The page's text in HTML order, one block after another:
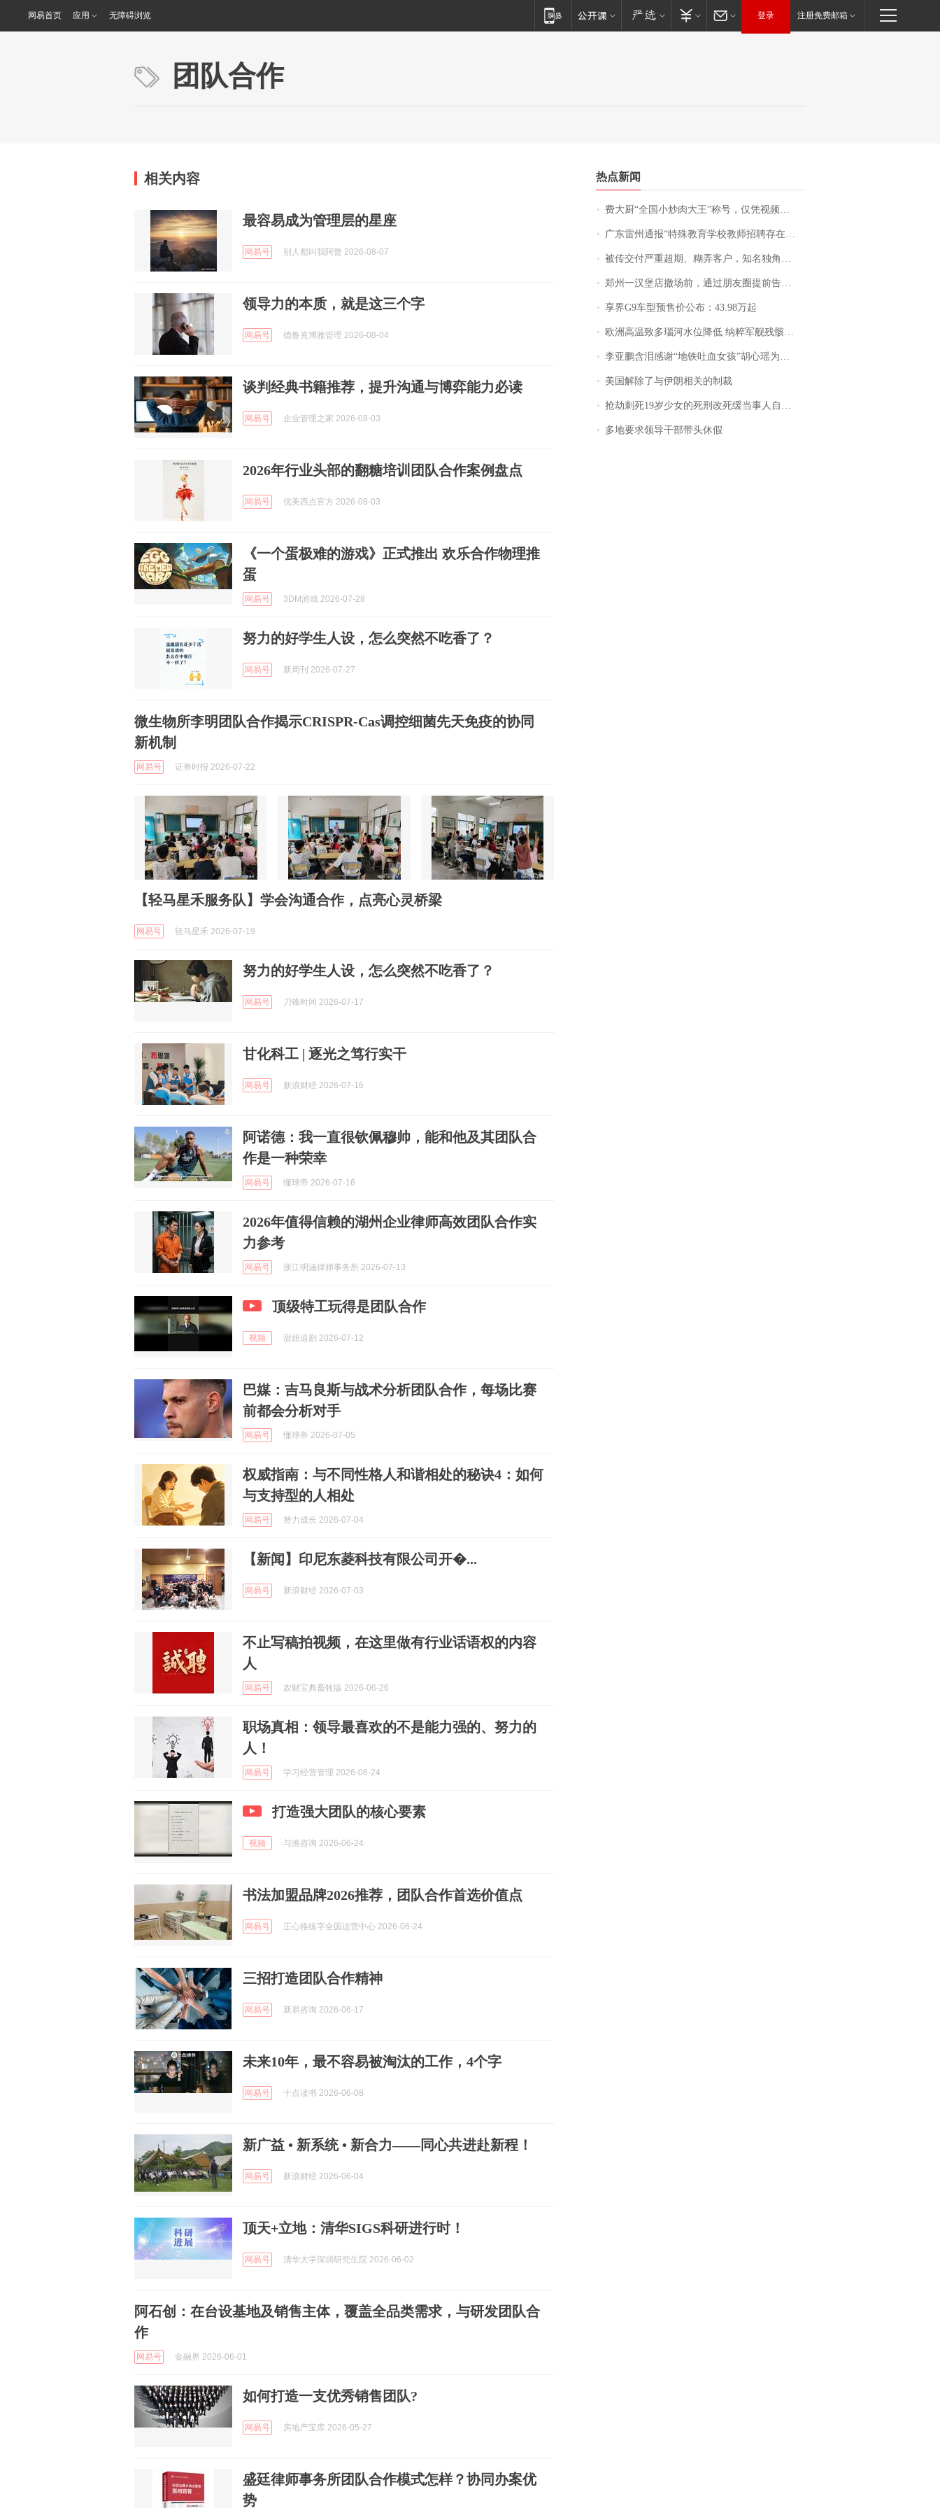
网易首页 应用 无障碍浏览 登录 注册免费邮箱
团队合作
相关内容
最容易成为管理层的星座
网易号 别人都叫我阿螫 2026-08-07
领导力的本质，就是这三个字
网易号 德鲁克博雅管理 2026-08-04
谈判经典书籍推荐，提升沟通与博弈能力必读
网易号 企业管理之家 2026-08-03
2026年行业头部的翻糖培训团队合作案例盘点
网易号 优美西点官方 2026-08-03
《一个蛋极难的游戏》正式推出 欢乐合作物理推
蛋
网易号 3DM游戏 2026-07-28
努力的好学生人设，怎么突然不吃香了？
网易号 新周刊 2026-07-27
微生物所李明团队合作揭示CRISPR-Cas调控细菌先天免疫的协同
新机制
网易号 证券时报 2026-07-22
【轻马星禾服务队】学会沟通合作，点亮心灵桥梁
网易号 轻马星禾 2026-07-19
努力的好学生人设，怎么突然不吃香了？
网易号 刀锋时间 2026-07-17
甘化科工 | 逐光之笃行实干
网易号 新浪财经 2026-07-16
阿诺德：我一直很钦佩穆帅，能和他及其团队合
作是一种荣幸
网易号 懂球帝 2026-07-16
2026年值得信赖的湖州企业律师高效团队合作实
力参考
网易号 浙江明涵律师事务所 2026-07-13
顶级特工玩得是团队合作
视频 甜妞追剧 2026-07-12
巴媒：吉马良斯与战术分析团队合作，每场比赛
前都会分析对手
网易号 懂球帝 2026-07-05
权威指南：与不同性格人和谐相处的秘诀4：如何
与支持型的人相处
网易号 努力成长 2026-07-04
【新闻】印尼东菱科技有限公司开�...
网易号 新浪财经 2026-07-03
不止写稿拍视频，在这里做有行业话语权的内容
人
网易号 农财宝典畜牧版 2026-06-26
职场真相：领导最喜欢的不是能力强的、努力的
人！
网易号 学习经营管理 2026-06-24
打造强大团队的核心要素
视频 与渔咨询 2026-06-24
书法加盟品牌2026推荐，团队合作首选价值点
网易号 正心格练字全国运营中心 2026-06-24
三招打造团队合作精神
网易号 新易咨询 2026-06-17
未来10年，最不容易被淘汰的工作，4个字
网易号 十点读书 2026-06-08
新广益 • 新系统 • 新合力——同心共进赴新程！
网易号 新浪财经 2026-06-04
顶天+立地：清华SIGS科研进行时！
网易号 清华大学深圳研究生院 2026-06-02
阿石创：在台设基地及销售主体，覆盖全品类需求，与研发团队合
作
网易号 金融界 2026-06-01
如何打造一支优秀销售团队?
网易号 房地产宝库 2026-05-27
盛廷律师事务所团队合作模式怎样？协同办案优
势
热点新闻
费大厨“全国小炒肉大王”称号，仅凭视频评出？中国烹饪协会回应
广东雷州通报“特殊教育学校教师招聘存在违规行为”：已启动问责程序 副校长被停职
被传交付严重超期、糊弄客户，知名独角兽车企创始人回应：都没证据，将依法采取措施，“本人长期与美国交管局保持沟通，对方表示肯定”
郑州一汉堡店撤场前，通过朋友圈提前告知逐一退费，有顾客仅剩1元也全被退回，分文不少；顾客：言而有信，让人感动
享界G9车型预售价公布：43.98万起
欧洲高温致多瑙河水位降低 纳粹军舰残骸重见天日
李亚鹏含泪感谢“地铁吐血女孩”胡心瑶为嫣然天使捐99999元：这份捐赠太沉重，尊重其捐赠意愿，个人向胡心瑶和她的病友之家各捐赠99999元
美国解除了与伊朗相关的制裁
抢劫刺死19岁少女的死刑改死缓当事人自述：出狱11年间始终刻意躲避被害人家属
多地要求领导干部带头休假